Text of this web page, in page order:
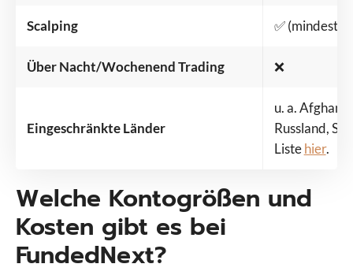
Scalping ✅
Über Nacht/Wochenend Trading ❌
Eingeschränkte Länder
u. a.
Russland,
Listehier.
Welche Kontogrößen und
Kosten gibt es bei
FundedNext?